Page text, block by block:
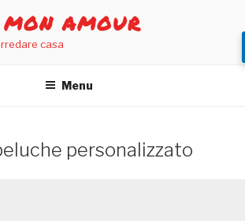
AMOUR
casa
Menu
personalizzato